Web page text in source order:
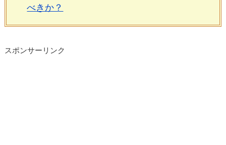
べきか？
スポンサーリンク